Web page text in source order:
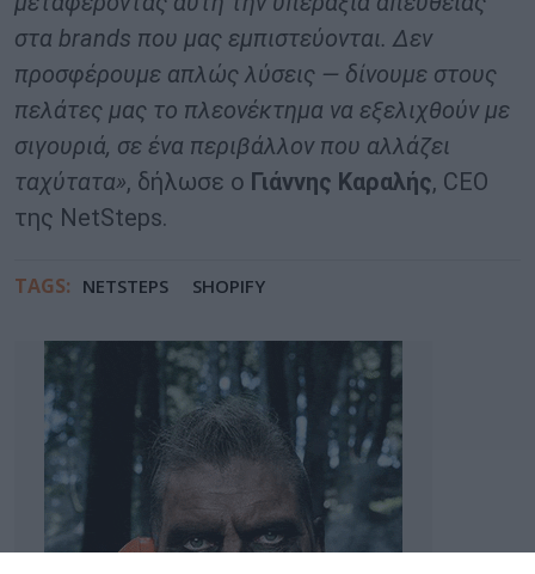
στα brands που μας εμπιστεύονται. Δεν
προσφέρουμε απλώς λύσεις — δίνουμε στους
πελάτες μας το πλεονέκτημα να εξελιχθούν με
σιγουριά, σε ένα περιβάλλον που αλλάζει
ταχύτατα», δήλωσε ο Γιάννης Καραλής, CEO
της NetSteps.
TAGS: NETSTEPS SHOPIFY